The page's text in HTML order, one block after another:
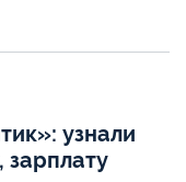
узнали
зарплату